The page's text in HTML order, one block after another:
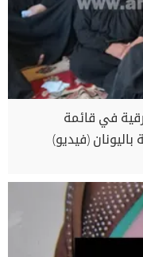
بالشرقية في قائمة
(فيديو)